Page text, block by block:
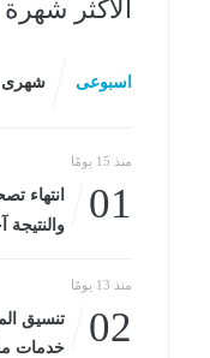
الأكثر شهرة
اسبوعى شهرى
منذ 15 يومًا
01
انتهاء
والنتيجة
منذ 13 يومًا
02
خدمات